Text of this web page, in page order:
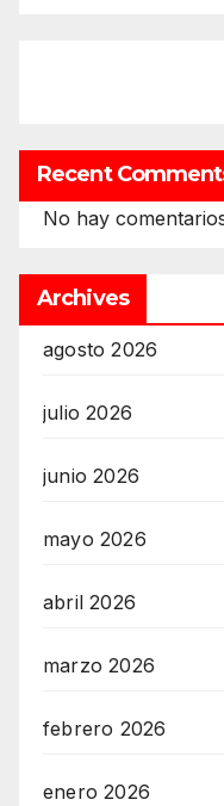
Recent
No hay
Archives
agosto 2026
julio 2026
junio 2026
mayo 2026
abril 2026
marzo 2026
febrero 2026
enero 2026